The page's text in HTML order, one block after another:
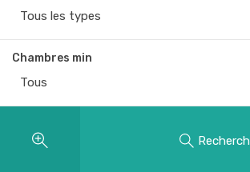
Tous les types
Chambres min
Tous